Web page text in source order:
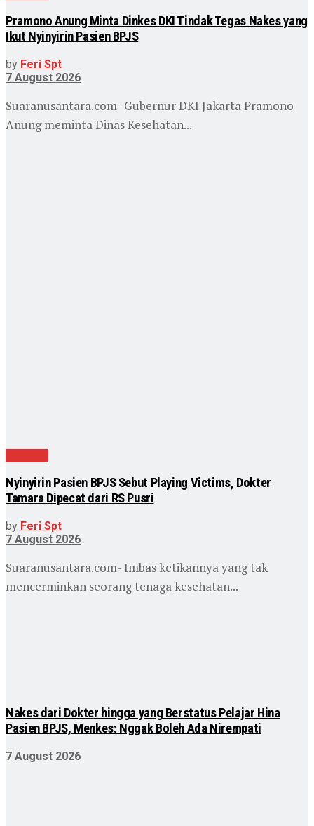
Pramono Anung Minta Dinkes DKI Tindak Tegas Nakes yang
Ikut Nyinyirin Pasien BPJS
by Feri Spt
7 August 2026
Suaranusantara.com- Gubernur DKI Jakarta Pramono
Anung meminta Dinas Kesehatan...
Nyinyirin Pasien BPJS Sebut Playing Victims, Dokter
Tamara Dipecat dari RS Pusri
by Feri Spt
7 August 2026
Suaranusantara.com- Imbas ketikannya yang tak
mencerminkan seorang tenaga kesehatan...
Nakes dari Dokter hingga yang Berstatus Pelajar Hina
Pasien BPJS, Menkes: Nggak Boleh Ada Nirempati
7 August 2026